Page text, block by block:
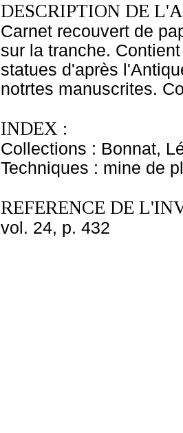
DESCRIPTION DE
Carnet recouvert de
sur la tranche.
statues d'après
notrtes manuscrites.
INDEX :
Collections : Bonnat,
Techniques : mine de
REFERENCE DE
vol. 24, p. 432